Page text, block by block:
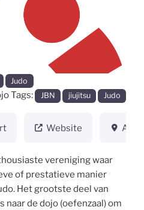
Judo
Tags: JBN jiujitsu Judo
Website
vereniging waar
of prestatieve manier
Het grootste deel van
de dojo (oefenzaal) om